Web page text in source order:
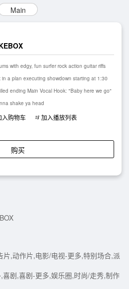
Main
with edgy, fun surfer rock action guitar riffs
a plan executing showdown starting at 1:30
ending Main Vocal Hook: "Baby here we go"
shake ya head
入购物车 加入播放列表
购买
片,动作片,电影/电视-更多,特别场合,派
剧,喜剧-更多,娱乐圈,时尚/走秀,制作